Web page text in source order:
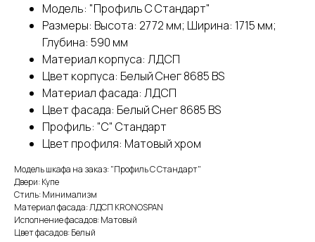
Модель: "Профиль С Стандарт"
Размеры: Высота: 2772 мм; Ширина: 1715 мм;
Глубина: 590 мм
Материал корпуса: ЛДСП
Цвет корпуса: Белый Снег 8685 BS
Материал фасада: ЛДСП
Цвет фасада: Белый Снег 8685 BS
Профиль: "С" Стандарт
Цвет профиля: Матовый хром
Модель шкафа на заказ: "Профиль С Стандарт"
Двери: Купе
Стиль: Минимализм
Материал фасада: ЛДСП KRONOSPAN
Исполнение фасадов: Матовый
Цвет фасадов: Белый